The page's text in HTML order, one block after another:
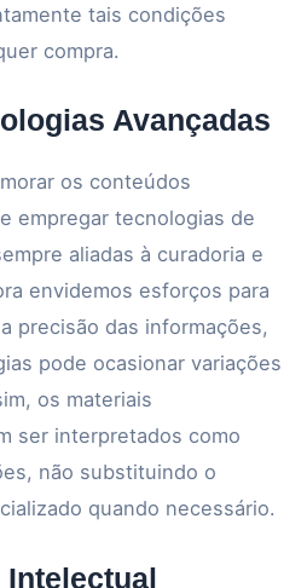
tais condições
compra.
Avançadas
os conteúdos
empregar tecnologias de
aliadas à curadoria e
envidemos esforços para
precisão das informações,
pode ocasionar variações
os materiais
ser interpretados como
não substituindo o
quando necessário.
Intelectual